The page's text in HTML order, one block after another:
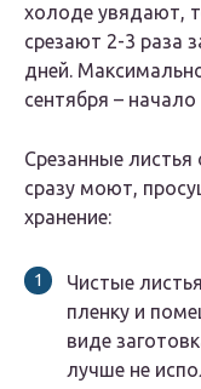
холоде увядают,
срезают 2-3 раза
дней.
сентября –
Срезанные
сразу моют,
хранение:
Чистые
пленку и
виде
лучше не